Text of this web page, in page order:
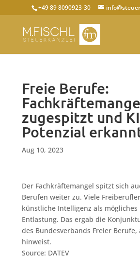
+49 89 8090923-30
Freie Berufe:
zugespitzt und
Potenzial
Aug 10, 2023
Der Fachkräftemangel spitzt sich
Berufen weiter zu. Viele
künstliche Intelligenz als
Entlastung. Das ergab die
des Bundesverbands Freier Berufe,
hinweist.
Source: DATEV